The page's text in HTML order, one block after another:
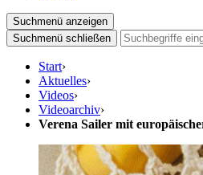
Suchmenü anzeigen
Suchmenü schließen
Start›
Aktuelles›
Videos›
Videoarchiv›
Verena Sailer mit